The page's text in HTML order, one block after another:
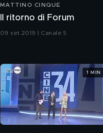
MATTINO CINQUE
Il ritorno di Forum
09 set 2019 | Canale 5
1 MIN